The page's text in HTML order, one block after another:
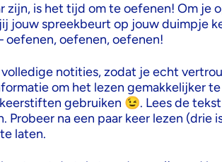
zijn, is het tijd om te oefenen! Om je
jouw spreekbeurt op jouw duimpje
oefenen, oefenen, oefenen!
notities, zodat je echt
om het lezen gemakkelijker
gebruiken 😉. Lees de
Probeer na een paar keer lezen (drie
laten.